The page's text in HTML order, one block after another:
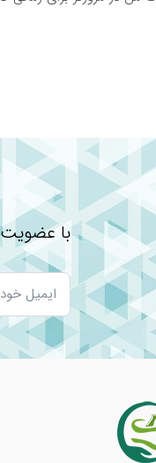
با عضویت